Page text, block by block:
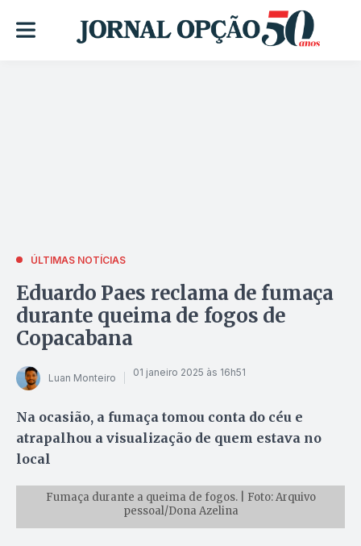
ÚLTIMAS NOTÍCIAS
Eduardo Paes reclama de fumaça
durante queima de fogos de
Copacabana
Luan Monteiro 01 janeiro 2025 às 16h51
Na ocasião, a fumaça tomou conta do céu e
atrapalhou a visualização de quem estava no
local
Fumaça durante a queima de fogos. | Foto: Arquivo
pessoal/Dona Azelina